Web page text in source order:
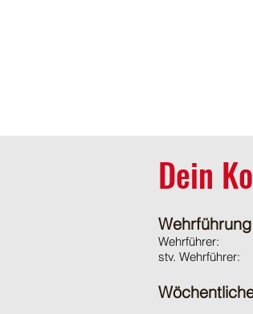
Dein
Wehrführung
Wehrführer:
stv. Wehrführer: